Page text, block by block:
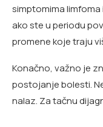
simptomima
ako ste u periodu
promene koje traju
Konačno, važno je
postojanje bolesti.
nalaz. Za tačnu